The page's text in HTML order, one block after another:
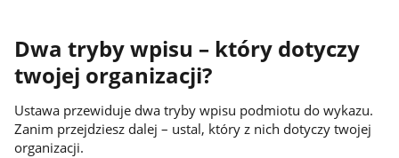
Dwa tryby wpisu – który dotyczy
twojej organizacji?
Ustawa przewiduje dwa tryby wpisu podmiotu do wykazu.
Zanim przejdziesz dalej – ustal, który z nich dotyczy twojej
organizacji.